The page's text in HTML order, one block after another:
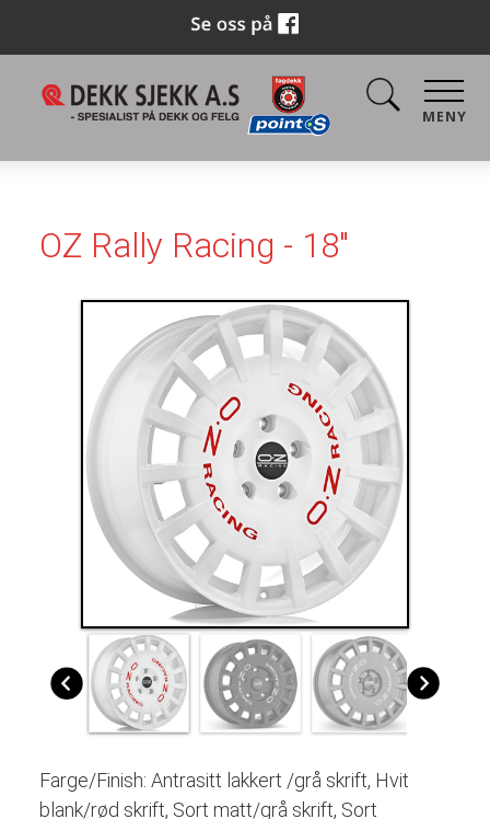
MENY
OZ Rally Racing - 18"
Farge/Finish: Antrasitt lakkert /grå skrift, Hvit
blank/rød skrift, Sort matt/grå skrift, Sort